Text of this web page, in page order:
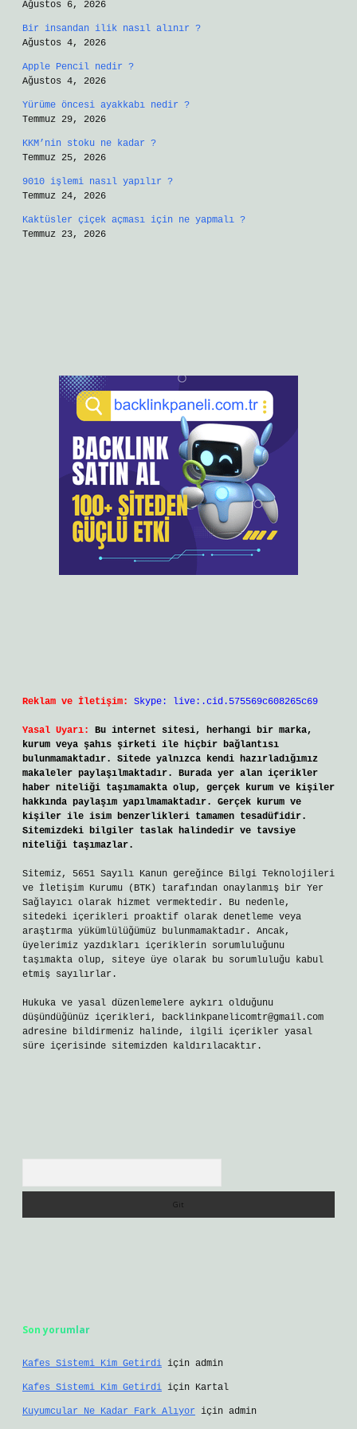
Ağustos 6, 2026
Bir insandan ilik nasıl alınır ?
Ağustos 4, 2026
Apple Pencil nedir ?
Ağustos 4, 2026
Yürüme öncesi ayakkabı nedir ?
Temmuz 29, 2026
KKM’nin stoku ne kadar ?
Temmuz 25, 2026
9010 işlemi nasıl yapılır ?
Temmuz 24, 2026
Kaktüsler çiçek açması için ne yapmalı ?
Temmuz 23, 2026
Reklam ve İletişim: Skype: live:.cid.575569c608265c69
Yasal Uyarı:
Bu internet sitesi, herhangi bir marka,
kurum veya şahıs şirketi ile hiçbir bağlantısı
bulunmamaktadır. Sitede yalnızca kendi hazırladığımız
makaleler paylaşılmaktadır. Burada yer alan içerikler
haber niteliği taşımamakta olup, gerçek kurum ve kişiler
hakkında paylaşım yapılmamaktadır. Gerçek kurum ve
kişiler ile isim benzerlikleri tamamen tesadüfidir.
Sitemizdeki bilgiler taslak halindedir ve tavsiye
niteliği taşımazlar.
Sitemiz, 5651 Sayılı Kanun gereğince Bilgi Teknolojileri
ve İletişim Kurumu (BTK) tarafından onaylanmış bir Yer
Sağlayıcı olarak hizmet vermektedir. Bu nedenle,
sitedeki içerikleri proaktif olarak denetleme veya
araştırma yükümlülüğümüz bulunmamaktadır. Ancak,
üyelerimiz yazdıkları içeriklerin sorumluluğunu
taşımakta olup, siteye üye olarak bu sorumluluğu kabul
etmiş sayılırlar.
Hukuka ve yasal düzenlemelere aykırı olduğunu
düşündüğünüz içerikleri, backlinkpanelicomtr@gmail.com
adresine bildirmeniz halinde, ilgili içerikler yasal
süre içerisinde sitemizden kaldırılacaktır.
Son yorumlar
Kafes Sistemi Kim Getirdi için admin
Kafes Sistemi Kim Getirdi için Kartal
Kuyumcular Ne Kadar Fark Alıyor için admin